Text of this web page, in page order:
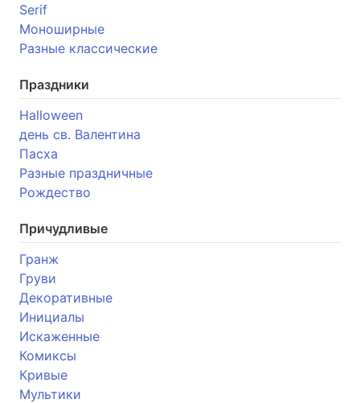
Serif
Моноширные
Разные классические
Праздники
Halloween
день св. Валентина
Пасха
Разные праздничные
Рождество
Причудливые
Гранж
Груви
Декоративные
Инициалы
Искаженные
Комиксы
Кривые
Мультики